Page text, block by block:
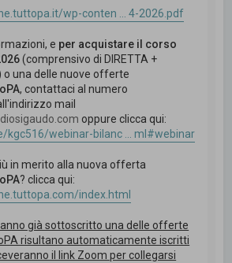
wp-conten ... 4-2026.pdf
e per acquistare il corso
(comprensivo di DIRETTA +
o una delle nuove offerte
, contattaci al numero
mail
oppure clicca qui:
kgc516/webinar-bilanc ... ml#webinar
in merito alla nuova offerta
? clicca qui:
index.html
già sottoscritto una delle offerte
risultano automaticamente iscritti
il link Zoom per collegarsi